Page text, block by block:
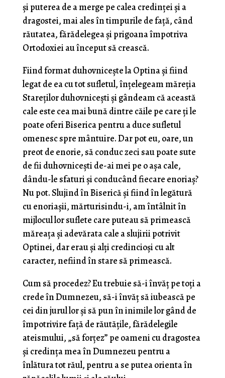
şi pu­terea de a merge pe calea credinţei şi a
dragostei, mai ales în timpurile de față, când
răutatea, fărădelegea şi prigoana împotriva
Ortodoxiei au început să crească.
Fiind format duhovniceşte la Optina și fiind
legat de ea cu tot sufletul, înţelegeam măreția
Stareţilor duhovniceşti şi gândeam că această
cale este cea mai bună dintre căile pe care ți le
poate oferi Biserica pentru a duce sufletul
omenesc spre mântuire. Dar pot eu, oare, un
preot de enorie, să conduc zeci sau poate sute
de fii duhovniceşti de-ai mei pe o aşa cale,
dându-le sfaturi şi conducând fi­ecare enoriaş?
Nu pot. Slujind în Biserică şi fiind în legătură
cu enoriaşii, mărturisindu-i, am întâlnit în
mijlocul lor suflete care puteau să primească
măreaţa şi adevărata cale a slujirii potrivit
Optinei, dar erau şi alți credincioşi cu alt
caracter, nefiind în stare să pri­mească.
Cum să procedez? Eu trebuie să-i învăţ pe toţi a
crede în Dumnezeu, să-i învăţ să iubească pe
cei din jurul lor şi să pun în inimile lor gând de
împotrivire faţă de răutăţile, fărădelegile
ateismului, „să forţez” pe oameni cu dragostea
şi credinţa mea în Dumnezeu pentru a
înlătura tot răul, pentru a se putea orienta în